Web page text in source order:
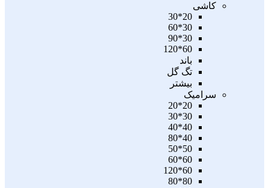
کاشی
20*30
30*60
30*90
60*120
باند
تگ گل
بیشتر
سرامیک
20*20
30*30
40*40
40*80
50*50
60*60
60*120
80*80